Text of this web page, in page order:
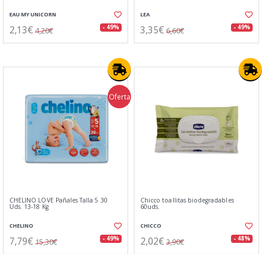
EAU MY UNICORN
2,13€ 4,20€ - 49%
LEA
3,35€ 6,60€ - 49%
Oferta
CHELINO LOVE Pañales Talla 5 30
Uds. 13-18 Kg
CHELINO
7,79€ 15,30€ - 49%
Chicco toallitas biodegradables
60uds.
CHICCO
2,02€ 3,90€ - 48%